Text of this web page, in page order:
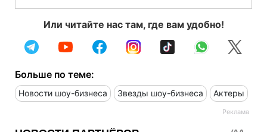
Или читайте нас там, где вам удобно!
Больше по теме:
Новости шоу-бизнеса Звезды шоу-бизнеса Актеры